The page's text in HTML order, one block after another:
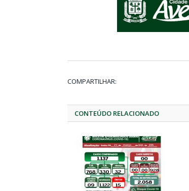
COMPARTILHAR:
CONTEÚDO RELACIONADO